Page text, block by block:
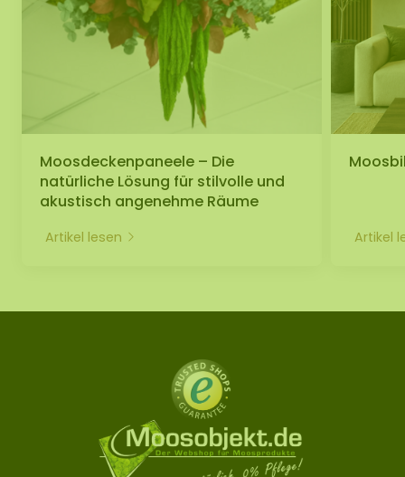
Moosdeckenpaneele – Die
natürliche Lösung für stilvolle und
akustisch angenehme Räume
Artikel lesen Artikel